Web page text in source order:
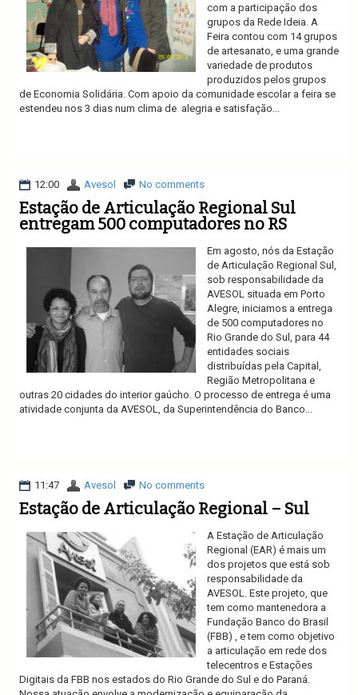
com a participação dos
grupos da Rede Ideia. A
Feira contou com 14 grupos
de artesanato, e uma grande
variedade de produtos
produzidos pelos grupos
de Economia Solidária. Com apoio da comunidade escolar a feira se
estendeu nos 3 dias num clima de alegria e satisfação...
12:00 Avesol No comments
Estação de Articulação Regional Sul
entregam 500 computadores no RS
Em agosto, nós da Estação
de Articulação Regional Sul,
sob responsabilidade da
AVESOL situada em Porto
Alegre, iniciamos a entrega
de 500 computadores no
Rio Grande do Sul, para 44
entidades sociais
distribuídas pela Capital,
Região Metropolitana e
outras 20 cidades do interior gaúcho. O processo de entrega é uma
atividade conjunta da AVESOL, da Superintendência do Banco...
11:47 Avesol No comments
Estação de Articulação Regional – Sul
A Estação de Articulação
Regional (EAR) é mais um
dos projetos que está sob
responsabilidade da
AVESOL. Este projeto, que
tem como mantenedora a
Fundação Banco do Brasil
(FBB) , e tem como objetivo
a articulação em rede dos
telecentros e Estações
Digitais da FBB nos estados do Rio Grande do Sul e do Paraná.